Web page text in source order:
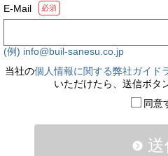
E-Mail
必須
(例) info@buil-sanesu.co.jp
当社の個人情報に関する弊社ガイド
いただけたら、送信ボタ
同意
送